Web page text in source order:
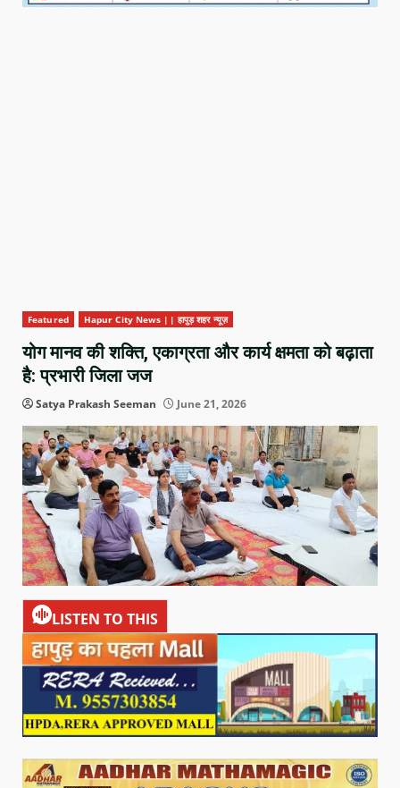
Featured Hapur City News || हापुड़ शहर न्यूज़
योग मानव की शक्ति, एकाग्रता और कार्य क्षमता को बढ़ाता
है: प्रभारी जिला जज
Satya Prakash Seeman June 21, 2026
LISTEN TO THIS